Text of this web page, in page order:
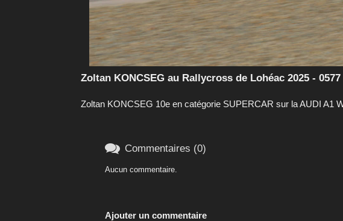
Zoltan KONCSEG au Rallycross de Lohéac 2025 - 0577
Zoltan KONCSEG 10e en catégorie SUPERCAR sur la AUDI A1
 Commentaires (0)
Aucun commentaire.
Ajouter un commentaire